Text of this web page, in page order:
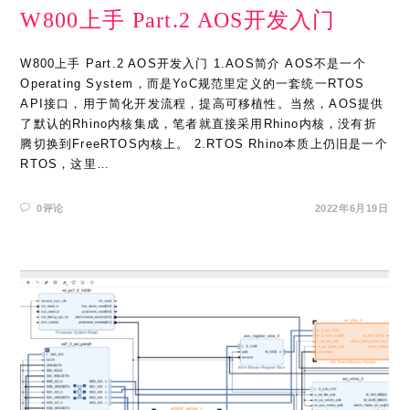
W800上手 Part.2 AOS开发入门
W800上手 Part.2 AOS开发入门 1.AOS简介 AOS不是一个
Operating System，而是YoC规范里定义的一套统一RTOS
API接口，用于简化开发流程，提高可移植性。当然，AOS提供
了默认的Rhino内核集成，笔者就直接采用Rhino内核，没有折
腾切换到FreeRTOS内核上。 2.RTOS Rhino本质上仍旧是一个
RTOS，这里…
0评论 2022年6月19日